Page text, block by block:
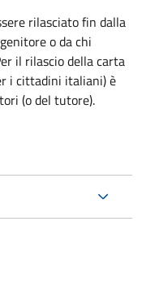
rilasciato fin dalla
o da chi
il rilascio della carta
i cittadini italiani) è
(o del tutore).